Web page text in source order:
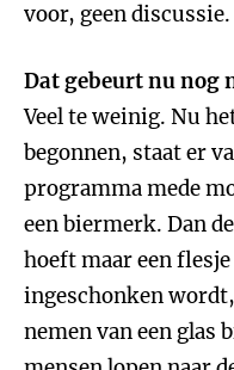
voor, geen discussie.
Dat gebeurt nu nog
Veel te weinig. Nu
begonnen, staat er
programma mede
een biermerk. Dan
hoeft maar een
ingeschonken
nemen van een glas